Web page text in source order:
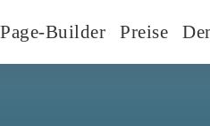
Page-Builder Preise